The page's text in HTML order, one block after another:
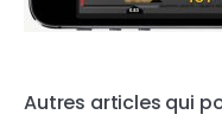
Autres articles qui